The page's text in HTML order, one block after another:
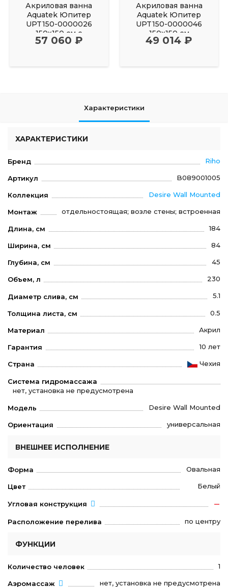
Акриловая ванна
Aquatek Юпитер
UPT150-0000026
150х150 см с
фронтальным
57 060 ₽
Акриловая ванна
Aquatek Юпитер
UPT150-0000046
150х150 см
49 014 ₽
Характеристики
ХАРАКТЕРИСТИКИ
Бренд Riho
Артикул B089001005
Коллекция Desire Wall Mounted
Монтаж отдельностоящая; возле стены; встроенная
Длина, см 184
Ширина, см 84
Глубина, см 45
Объем, л 230
Диаметр слива, см 5.1
Толщина листа, см 0.5
Материал Акрил
Гарантия 10 лет
Страна Чехия
Система гидромассажа
нет, установка не предусмотрена
Модель Desire Wall Mounted
Ориентация универсальная
ВНЕШНЕЕ ИСПОЛНЕНИЕ
Форма Овальная
Цвет Белый
Угловая конструкция
Расположение перелива по центру
ФУНКЦИИ
Количество человек 1
Аэромассаж нет, установка не предусмотрена